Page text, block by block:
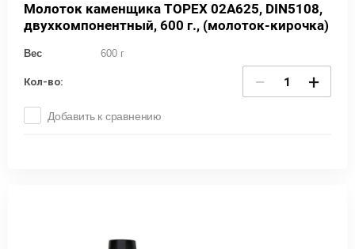
Молоток каменщика TOPEX 02A625, DIN5108,
двухкомпонентный, 600 г., (молоток-кирочка)
Вес 600 г
Кол-во: − +
Добавить к сравнению